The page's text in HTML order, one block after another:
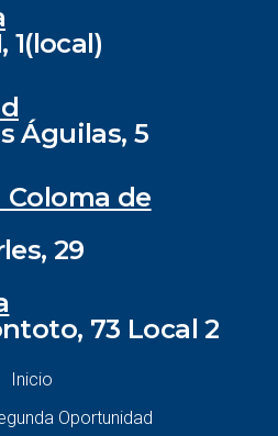
1(local)
Águilas, 5
de
29
73 Local 2
Inicio
Oportunidad